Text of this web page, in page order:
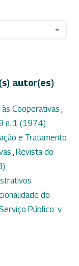
autor(es)
às Cooperativas ,
n. 1 (1974)
e Tratamento
, Revista do
do
Público: v.